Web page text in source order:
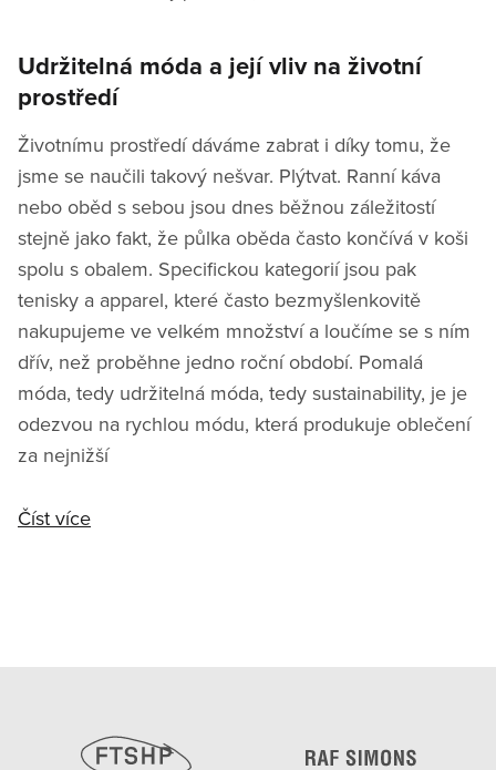
Udržitelná móda a její vliv na životní
prostředí
Životnímu prostředí dáváme zabrat i díky tomu, že
jsme se naučili takový nešvar. Plýtvat. Ranní káva
nebo oběd s sebou jsou dnes běžnou záležitostí
stejně jako fakt, že půlka oběda často končívá v koši
spolu s obalem. Specifickou kategorií jsou pak
tenisky a apparel, které často bezmyšlenkovitě
nakupujeme ve velkém množství a loučíme se s ním
dřív, než proběhne jedno roční období. Pomalá
móda, tedy udržitelná móda, tedy sustainability, je je
odezvou na rychlou módu, která produkuje oblečení
za nejnižší
Číst více